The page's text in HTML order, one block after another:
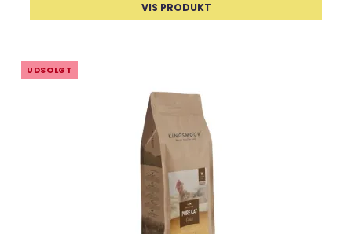
VIS PRODUKT
UDSOLGT